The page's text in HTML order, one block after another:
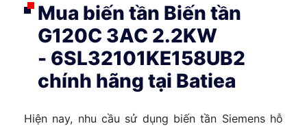
Mua biến tần Biến tần
G120C 3AC 2.2KW
- 6SL32101KE158UB2
chính hãng tại Batiea
Hiện nay, nhu cầu sử dụng biến tần Siemens hỗ